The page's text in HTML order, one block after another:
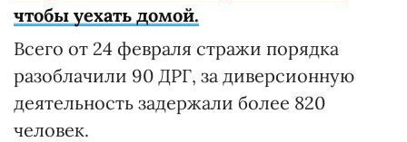
чтобы уехать домой.
Всего от 24 февраля стражи порядка
разоблачили 90 ДРГ, за диверсионную
деятельность задержали более 820
человек.